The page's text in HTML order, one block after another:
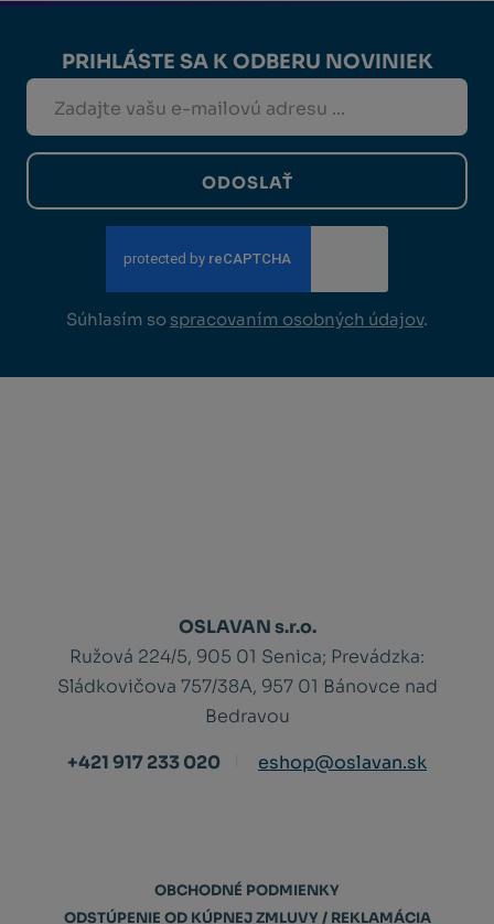
PRIHLÁSTE SA K ODBERU NOVINIEK
ODOSLAŤ
Súhlasím so spracovaním osobných údajov.
OSLAVAN s.r.o.
Ružová 224/5, 905 01 Senica; Prevádzka:
Sládkovičova 757/38A, 957 01 Bánovce nad
Bedravou
+421 917 233 020
eshop@oslavan.sk
OBCHODNÉ PODMIENKY
ODSTÚPENIE OD KÚPNEJ ZMLUVY / REKLAMÁCIA